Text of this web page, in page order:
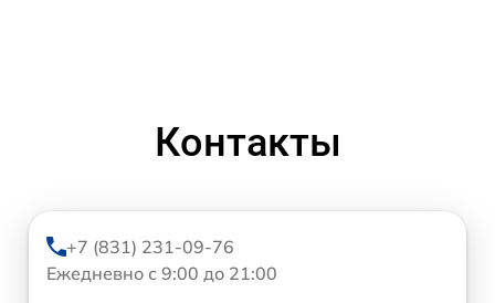
Контакты
+7 (831) 231-09-76
Ежедневно с 9:00 до 21:00